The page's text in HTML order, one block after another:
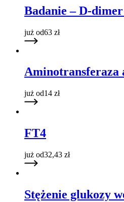
Badanie – D-
już od63 zł
Aminotransferaza
już od14 zł
FT4
już od32,43 zł
Stężenie glukozy